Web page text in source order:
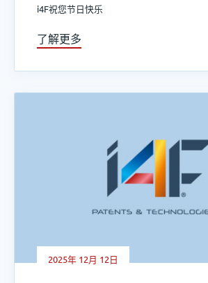
i4F祝您节日快乐
了解更多
2025年 12月 12日